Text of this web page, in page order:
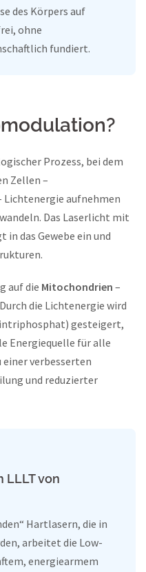
des Körpers auf
ohne
fundiert.
Prozess, bei dem
Zellen –
Lichtenergie aufnehmen
Das Laserlicht mit
das Gewebe ein und
auf die Mitochondrien –
die Lichtenergie wird
gesteigert,
Energiequelle für alle
verbesserten
und reduzierter
LLLT von
Hartlasern, die in
arbeitet die Low-
energiearmem